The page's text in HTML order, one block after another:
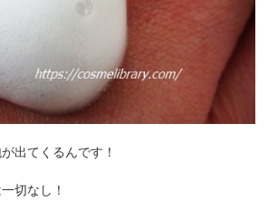
出てくるんです！
切なし！